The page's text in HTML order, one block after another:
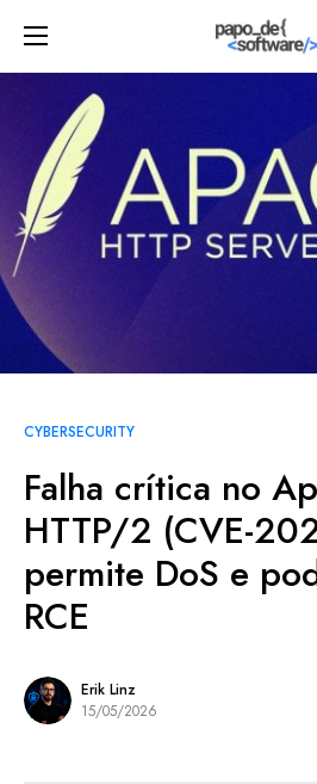
CYBERSECURITY
Falha crítica no
HTTP/2 (CVE-
permite DoS e
RCE
Erik Linz
15/05/2026